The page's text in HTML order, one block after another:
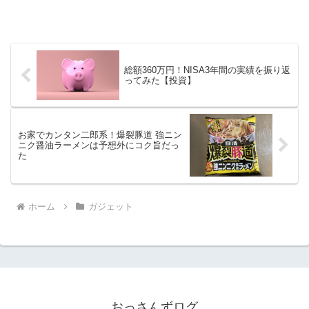
総額360万円！NISA3年間の実績を振り返
ってみた【投資】
お家でカンタン二郎系！爆裂豚道 強ニン
ニク醤油ラーメンは予想外にコク旨だっ
た
ホーム ガジェット